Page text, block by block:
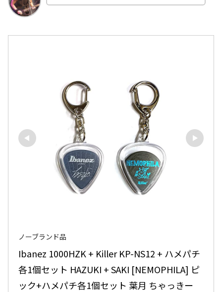
ノーブランド品
Ibanez 1000HZK + Killer KP-NS12 + ハメパチ
各1個セット HAZUKI + SAKI [NEMOPHILA] ピ
ック+ハメパチ各1個セット 葉月 ちゃっきー